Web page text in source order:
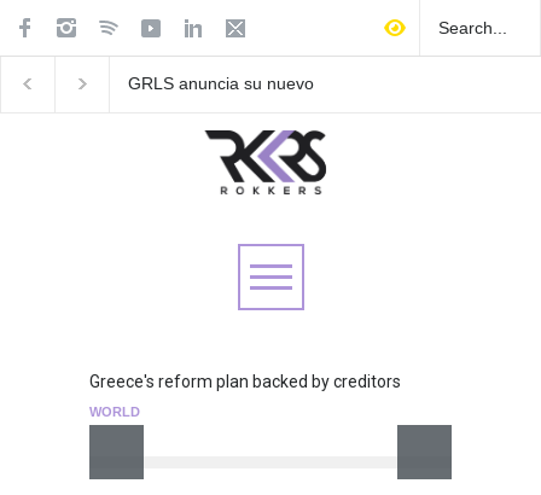
Las Fokin Biches anuncian
Greece's reform plan backed by creditors
WORLD